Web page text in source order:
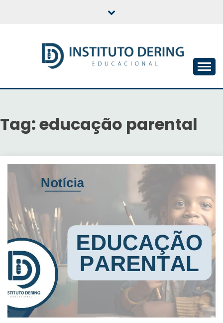
INSTITUTO DERING
EDUCACIONAL
Tag:educação parental